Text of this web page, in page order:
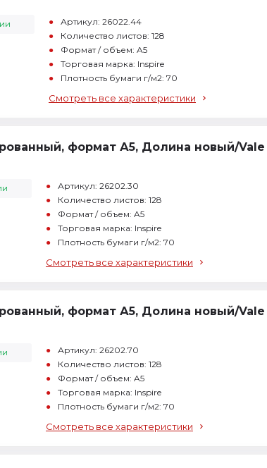
Артикул: 26022.44
Количество листов: 128
Формат / объем: A5
Торговая марка: Inspire
Плотность бумаги г/м2: 70
Смотреть все характеристики
формат А5, Долина новый/Vale
Артикул: 26202.30
Количество листов: 128
Формат / объем: A5
Торговая марка: Inspire
Плотность бумаги г/м2: 70
Смотреть все характеристики
формат А5, Долина новый/
Артикул: 26202.70
Количество листов: 128
Формат / объем: A5
Торговая марка: Inspire
Плотность бумаги г/м2: 70
Смотреть все характеристики